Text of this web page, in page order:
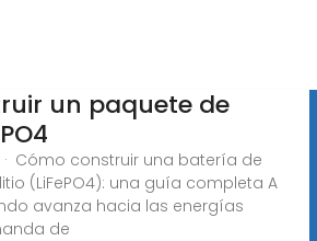
un paquete de
· Cómo construir una batería de
(LiFePO4): una guía completa A
avanza hacia las energías
de